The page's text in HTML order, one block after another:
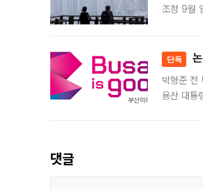
조정 9월
단독
박형준 전
용산 대통
댓글